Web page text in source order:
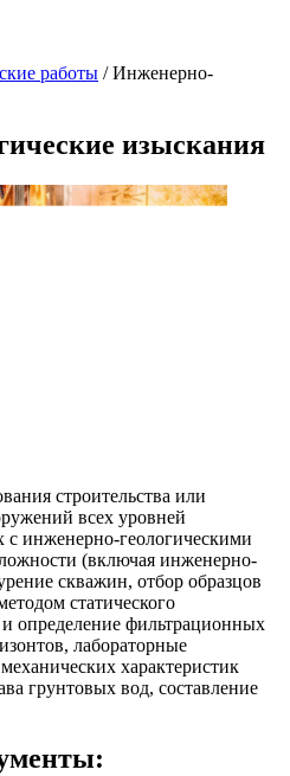
работы /Инженерно-
изыскания
строительства или
всех уровней
с инженерно-геологическими
(включая инженерно-
скважин, отбор образцов
статического
определение фильтрационных
лабораторные
характеристик
грунтовых вод, составление